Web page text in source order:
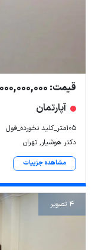
قیمت: 23,000,000,000 تومان
آپارتمان
۱۰۵متر_کلید نخورده_فول
دکتر هوشیار, تهران
مشاهده جزییات
4 تصویر